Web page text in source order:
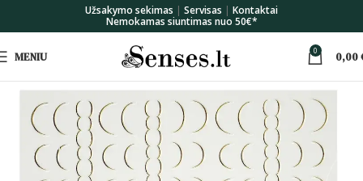
Užsakymo sekimas | Servisas | Kontaktai
Nemokamas siuntimas nuo 50€*
MENIU 0 0,00